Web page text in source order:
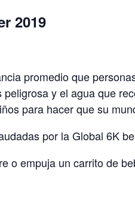
2019
promedio que
y el agua que
para hacer que su
por laGlobal 6K
o empuja un carrito de